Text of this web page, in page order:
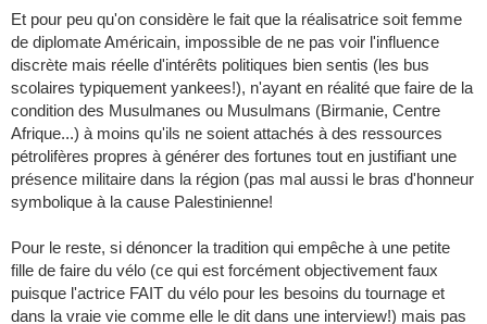
Et pour peu qu'on considère le fait que la réalisatrice soit femme
de diplomate Américain, impossible de ne pas voir l'influence
discrète mais réelle d'intérêts politiques bien sentis (les bus
scolaires typiquement yankees!), n'ayant en réalité que faire de la
condition des Musulmanes ou Musulmans (Birmanie, Centre
Afrique...) à moins qu'ils ne soient attachés à des ressources
pétrolifères propres à générer des fortunes tout en justifiant une
présence militaire dans la région (pas mal aussi le bras d'honneur
symbolique à la cause Palestinienne!
Pour le reste, si dénoncer la tradition qui empêche à une petite
fille de faire du vélo (ce qui est forcément objectivement faux
puisque l'actrice FAIT du vélo pour les besoins du tournage et
dans la vraie vie comme elle le dit dans une interview!) mais pas